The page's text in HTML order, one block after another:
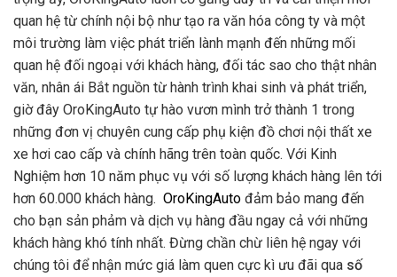
quan hệ từ chính nội bộ như tạo ra văn hóa công ty và một
môi trường làm việc phát triển lành mạnh đến những mối
quan hệ đối ngoại với khách hàng, đối tác sao cho thật nhân
văn, nhân ái Bắt nguồn từ hành trình khai sinh và phát triển,
giờ đây OroKingAuto tự hào vươn mình trở thành 1 trong
những đơn vị chuyên cung cấp phụ kiện đồ chơi nội thất xe
xe hơi cao cấp và chính hãng trên toàn quốc. Với Kinh
Nghiệm hơn 10 năm phục vụ với số lượng khách hàng lên tới
hơn 60.000 khách hàng. OroKingAuto đảm bảo mang đến
cho bạn sản phảm và dịch vụ hàng đầu ngay cả với những
khách hàng khó tính nhất. Đừng chần chừ liên hệ ngay với
chúng tôi để nhận mức giá làm quen cực kì ưu đãi qua số